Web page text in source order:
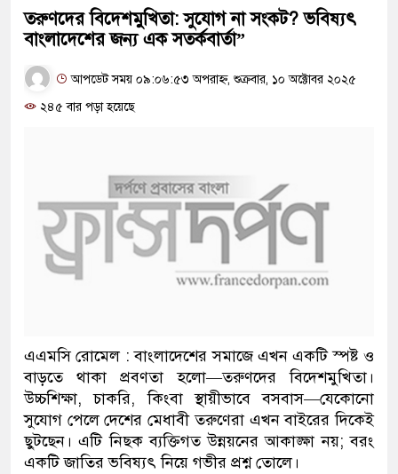
তরুণদের বিদেশমুখিতা: সুযোগ না সংকট? ভবিষ্যৎ
বাংলাদেশের জন্য এক সতর্কবার্তা”
আপডেট সময় ০৯:০৬:৫৩ অপরাহ্ন, শুক্রবার, ১০ অক্টোবর ২০২৫
২৪৫ বার পড়া হয়েছে
এএমসি রোমেল : বাংলাদেশের সমাজে এখন একটি স্পষ্ট ও
বাড়তে থাকা প্রবণতা হলো—তরুণদের বিদেশমুখিতা।
উচ্চশিক্ষা, চাকরি, কিংবা স্থায়ীভাবে বসবাস—যেকোনো
সুযোগ পেলে দেশের মেধাবী তরুণেরা এখন বাইরের দিকেই
ছুটছেন। এটি নিছক ব্যক্তিগত উন্নয়নের আকাঙ্ক্ষা নয়; বরং
একটি জাতির ভবিষ্যৎ নিয়ে গভীর প্রশ্ন তোলে।